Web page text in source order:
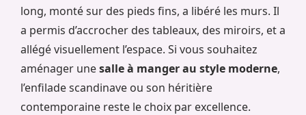
long, monté sur des pieds fins, a libéré les murs. Il
a permis d’accrocher des tableaux, des miroirs, et a
allégé visuellement l’espace. Si vous souhaitez
aménager unesalle à manger au style moderne,
l’enfilade scandinave ou son héritière
contemporaine reste le choix par excellence.